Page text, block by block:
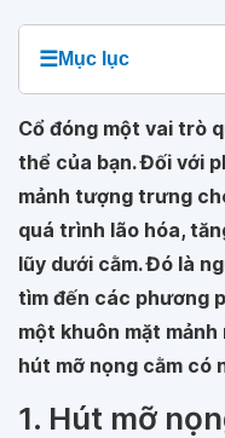
☰Mục lục
Cổ đóng một vai trò
thể của bạn. Đối với
mảnh tượng trưng
quá trình lão hóa,
lũy dưới cằm. Đó là
tìm đến các phương
một khuôn mặt mảnh
hút mỡ nọng cằm có
1. Hút mỡ